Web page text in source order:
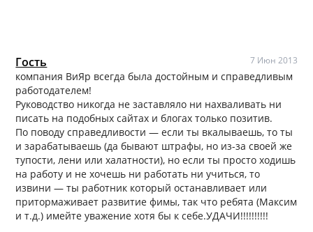
Гость 7 Июн 2013
компания ВиЯр всегда была достойным и справедливым
работодателем!
Руководство никогда не заставляло ни нахваливать ни
писать на подобных сайтах и блогах только позитив.
По поводу справедливости — если ты вкалываешь, то ты
и зарабатываешь (да бывают штрафы, но из-за своей же
тупости, лени или халатности), но если ты просто ходишь
на работу и не хочешь ни работать ни учиться, то
извини — ты работник который останавливает или
притормаживает развитие фимы, так что ребята (Максим
и т.д.) имейте уважение хотя бы к себе.УДАЧИ!!!!!!!!!!